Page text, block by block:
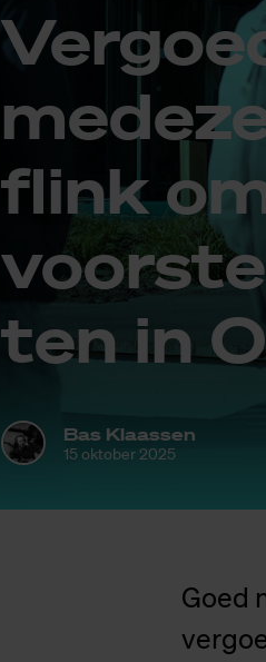
flink
ten in
Bas Klaassen
15 oktober 2025
Goed